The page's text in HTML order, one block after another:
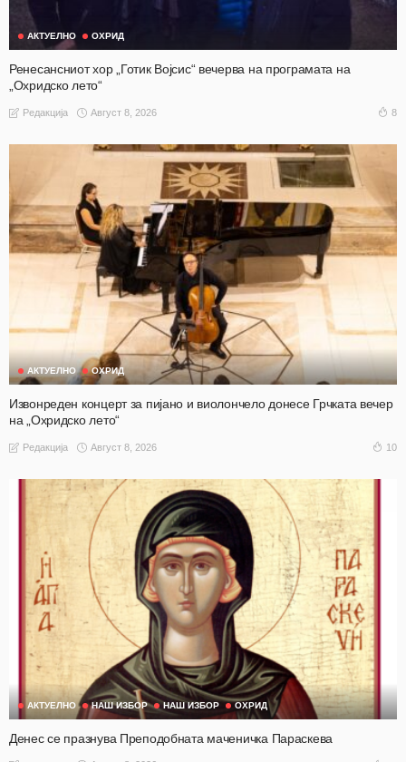
АКТУЕЛНО ОХРИД
Ренесансниот хор „Готик Војсис“ вечерва на програмата на
„Охридско лето“
Редакција Август 8, 2026 8
АКТУЕЛНО ОХРИД
Извонреден концерт за пијано и виолончело донесе Грчката вечер
на „Охридско лето“
Редакција Август 8, 2026 10
АКТУЕЛНО НАШ ИЗБОР НАШ ИЗБОР ОХРИД
Денес се празнува Преподобната маченичка Параскева